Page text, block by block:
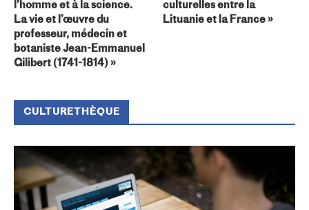
l’homme et à la science.
La vie et l’œuvre du
professeur, médecin et
botaniste Jean-Emmanuel
Gilibert (1741-1814) »
culturelles entre la
Lituanie et la France »
CULTURETHÈQUE